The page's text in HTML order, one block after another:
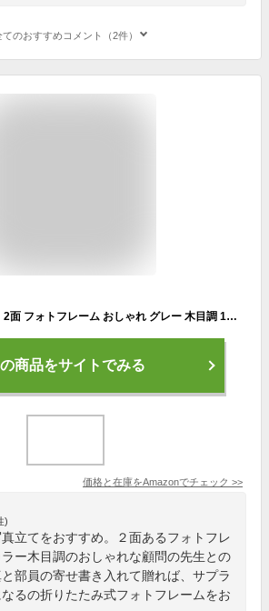
てのおすすめコメント（2件）
Afuly 写真立て はがき 2面 フォトフレーム おしゃれ グレー 木目調 10x15CM 折りたたみ式 ポストカード フレーム 写真たて 記念日 誕生日 プレゼント バレンタイン 装飾 プレゼント
商品をサイトでみる
価格と在庫をAmazonでチェック >>
)
立てをおすすめ。２面あるフォトフレ
ー木目調のおしゃれな顧問の先生との
部員の寄せ書き入れて贈れば、サプラ
るの折りたたみ式フォトフレームをお